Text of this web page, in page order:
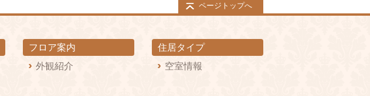
ページトップへ
フロア案内
外観紹介
住居タイプ
空室情報